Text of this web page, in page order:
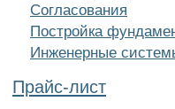
Согласования
Постройка
Инженерные
Прайс-лист